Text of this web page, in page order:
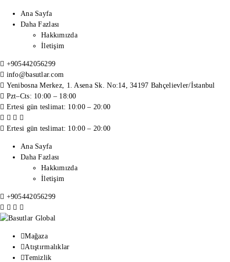
Ana Sayfa
Daha Fazlası
Hakkımızda
İletişim
+905442056299
info@basutlar.com
Yenibosna Merkez, 1. Asena Sk. No:14, 34197 Bahçelievler/İstanbul
Pzt–Cts: 10:00 – 18:00
Ertesi gün teslimat: 10:00 – 20:00
Ertesi gün teslimat: 10:00 – 20:00
Ana Sayfa
Daha Fazlası
Hakkımızda
İletişim
+905442056299
Mağaza
Atıştırmalıklar
Temizlik